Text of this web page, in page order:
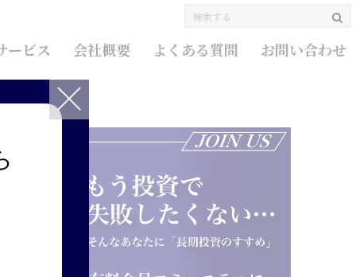
ービス 会社概要 よくある質問 お問い合わせ